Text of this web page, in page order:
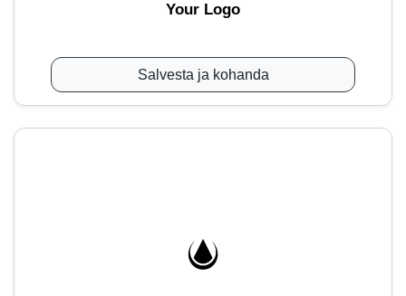
Your Logo
Salvesta ja kohanda